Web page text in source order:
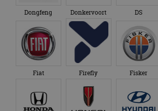
Dongfeng Donkervoort DS
Fiat Firefly Fisker